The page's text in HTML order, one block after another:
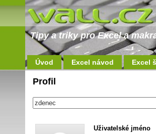
Tipy a triky pro Excel a
Úvod Excel návod Excel
Profil
Uživatelské jméno